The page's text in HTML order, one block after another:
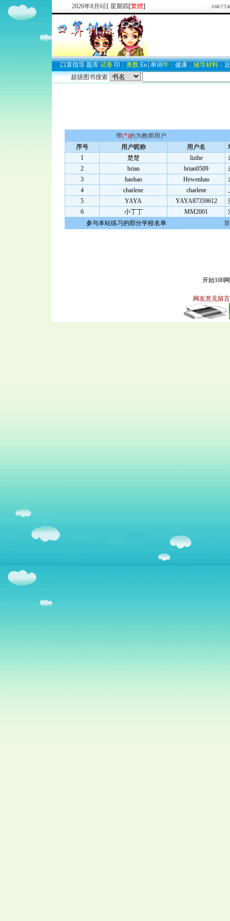
2026年8月 6日 星期四 [繁體]
口算指导 题库 试卷 印 ┊ 奥数 En ┊ 单词牛 ┊ 健康 ┊ 辅导材料 ┊
超级图书搜索
带(*)的为教师用户
序号
用户昵称 用户名
1
楚楚 lizihe
2
brian brian0509
3
haohao Hewenhao
4
charlene charlene
5
YAYA YAYA87359612
6
小丁丁 MM2001
参与本站练习的部分学校名单
开始100
网友意见留